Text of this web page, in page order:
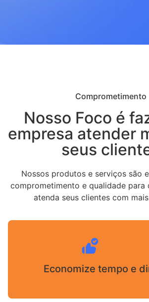
Comprometimento
Nosso Foco é
empresa atender
seus
Nossos produtos e serviços são
comprometimento e qualidade para
atenda seus clientes com
Economize tempo e